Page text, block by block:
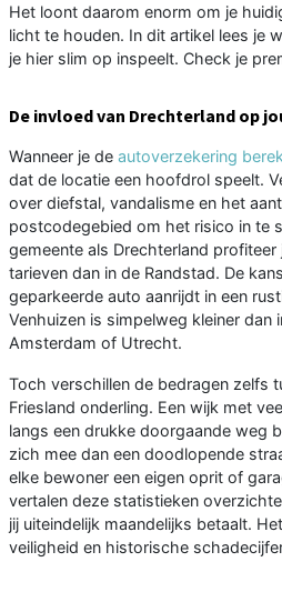
Het loont daarom enorm om je
licht te houden. In dit artikel lees je
je hier slim op inspeelt. Check je
De invloed van Drechterland op
Wanneer je de autoverzekering
dat de locatie een hoofdrol speelt.
over diefstal, vandalisme en het
postcodegebied om het risico in te
gemeente als Drechterland
tarieven dan in de Randstad. De
geparkeerde auto aanrijdt in een
Venhuizen is simpelweg kleiner dan
Amsterdam of Utrecht.
Toch verschillen de bedragen zelfs
Friesland onderling. Een wijk met
langs een drukke doorgaande weg
zich mee dan een doodlopende
elke bewoner een eigen oprit of
vertalen deze statistieken
jij uiteindelijk maandelijks betaalt.
veiligheid en historische